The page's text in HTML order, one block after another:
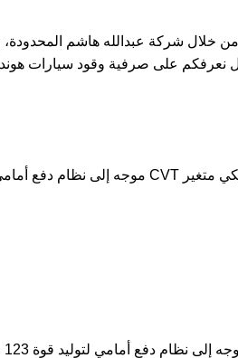
خلال شركة عبدالله هاشم المحدودة،
على صرفية وقود سيارات هوندا 2022.